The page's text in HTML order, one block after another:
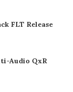
FLT Release
Audio QxR